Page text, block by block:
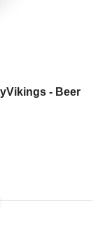
- Beer
product page